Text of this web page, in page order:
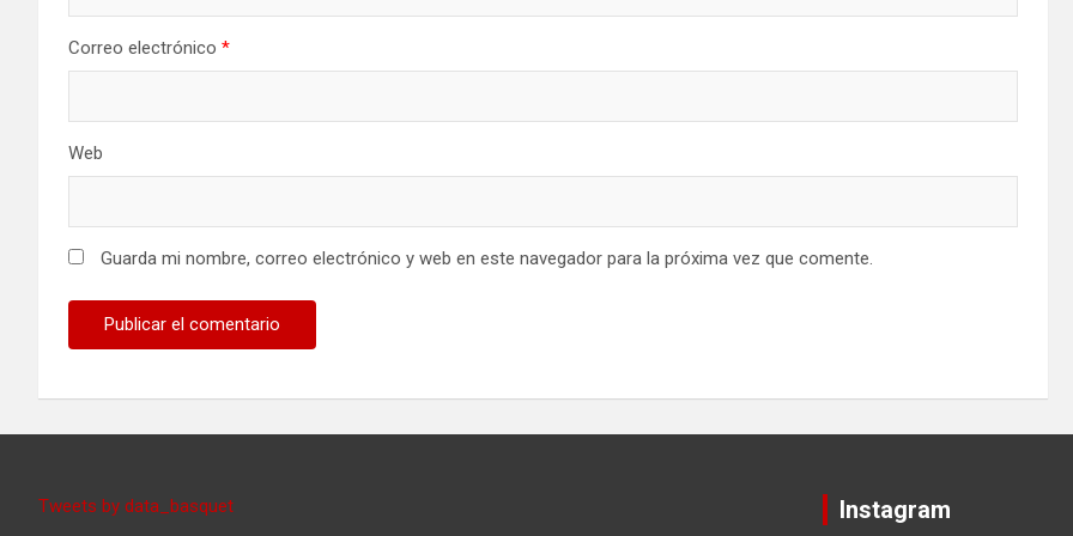
Correo electrónico *
Web
Guarda mi nombre, correo electrónico y web en este navegador para la próxima vez que comente.
Tweets by data_basquet Instagram